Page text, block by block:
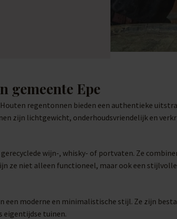
gemeente Epe
regentonnen bieden een authentieke
zijn lichtgewicht, onderhoudsvriendelijk en
wijn-, whisky- of portvaten. Ze
ze niet alleen functioneel, maar ook een
moderne en minimalistische stijl. Ze zijn
eigentijdse tuinen.